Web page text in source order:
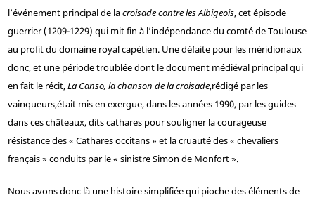
l’événement principal de lacroisade contre les Albigeois, cet épisode
guerrier (1209-1229) qui mit fin à l’indépendance du comté de Toulouse
au profit du domaine royal capétien. Une défaite pour les méridionaux
donc, et une période troublée dont le document médiéval principal qui
en fait le récit,La Canso, la chanson de la croisade,rédigé par les
vainqueurs,était mis en exergue, dans les années 1990, par les guides
dans ces châteaux, dits cathares pour souligner la courageuse
résistance des « Cathares occitans » et la cruauté des « chevaliers
français » conduits par le « sinistre Simon de Monfort ».
Nous avons donc là une histoire simplifiée qui pioche des éléments de